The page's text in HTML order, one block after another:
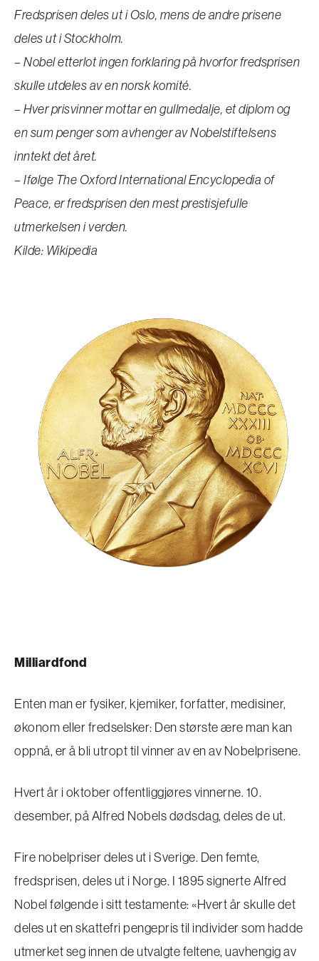
Fredsprisen deles ut i Oslo, mens de andre prisene
deles ut i Stockholm.
– Nobel etterlot ingen forklaring på hvorfor fredsprisen
skulle utdeles av en norsk komité.
– Hver prisvinner mottar en gullmedalje, et diplom og
en sum penger som avhenger av Nobelstiftelsens
inntekt det året.
– Ifølge The Oxford International Encyclopedia of
Peace, er fredsprisen den mest prestisjefulle
utmerkelsen i verden.
Kilde: Wikipedia
Milliardfond
Enten man er fysiker, kjemiker, forfatter, medisiner,
økonom eller fredselsker: Den største ære man kan
oppnå, er å bli utropt til vinner av en av Nobelprisene.
Hvert år i oktober offentliggjøres vinnerne. 10.
desember, på Alfred Nobels dødsdag, deles de ut.
Fire nobelpriser deles ut i Sverige. Den femte,
fredsprisen, deles ut i Norge. I 1895 signerte Alfred
Nobel følgende i sitt testamente: «Hvert år skulle det
deles ut en skattefri pengepris til individer som hadde
utmerket seg innen de utvalgte feltene, uavhengig av